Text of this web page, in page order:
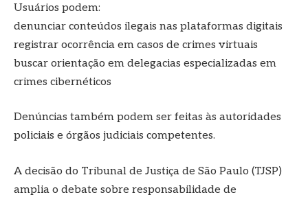
Usuários podem:
denunciar conteúdos ilegais nas plataformas digitais
registrar ocorrência em casos de crimes virtuais
buscar orientação em delegacias especializadas em
crimes cibernéticos
Denúncias também podem ser feitas às autoridades
policiais e órgãos judiciais competentes.
A decisão do Tribunal de Justiça de São Paulo (TJSP)
amplia o debate sobre responsabilidade de